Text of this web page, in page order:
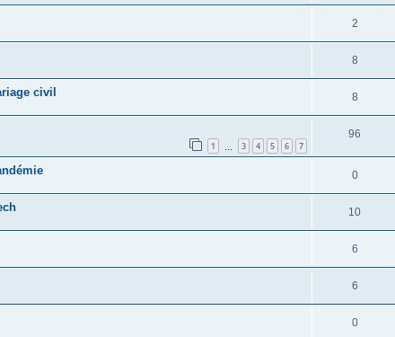
2
8
civil 8
1 3 4 5 6 7
96
0
10
6
6
0